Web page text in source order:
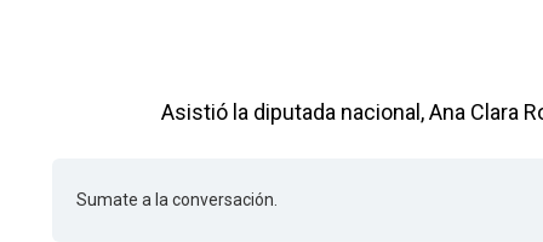
Asistió la diputada nacional, Ana Clara
Sumate a la conversación.